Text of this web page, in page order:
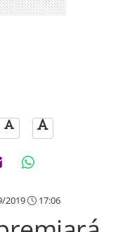
2019 17:06